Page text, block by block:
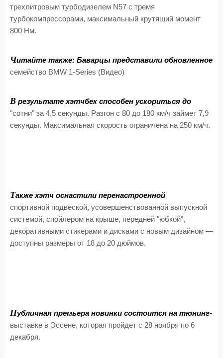
трехлитровым турбодизелем N57 с тремя
турбокомпрессорами, максимальный крутящий момент
800 Нм.
Читайте также: Баварцы представили обновленное
семейство BMW 1-Series (Видео)
В результате хэтчбек способен ускориться до
"сотни" за 4,5 секунды. Разгон с 80 до 180 км/ч займет 7,9
секунды. Максимальная скорость ограничена на 250 км/ч.
Также хэтч оснастили перенастроенной
спортивной подвеской, усовершенствованной выпускной
системой, спойлером на крыше, передней "юбкой",
декоративными стикерами и дисками с новым дизайном —
доступны размеры от 18 до 20 дюймов.
Публичная премьера новинки состоится на тюнинг-
выставке в Эссене, которая пройдет с 28 ноября по 6
декабря.